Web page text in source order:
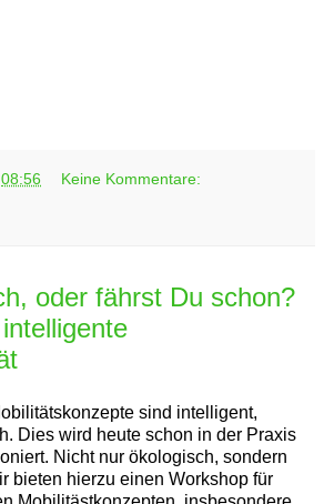
08:56 Keine Kommentare:
oder fährst Du schon?
sind intelligent,
Dies wird heute schon in der Praxis
Nicht nur ökologisch, sondern
bieten hierzu einen Workshop für